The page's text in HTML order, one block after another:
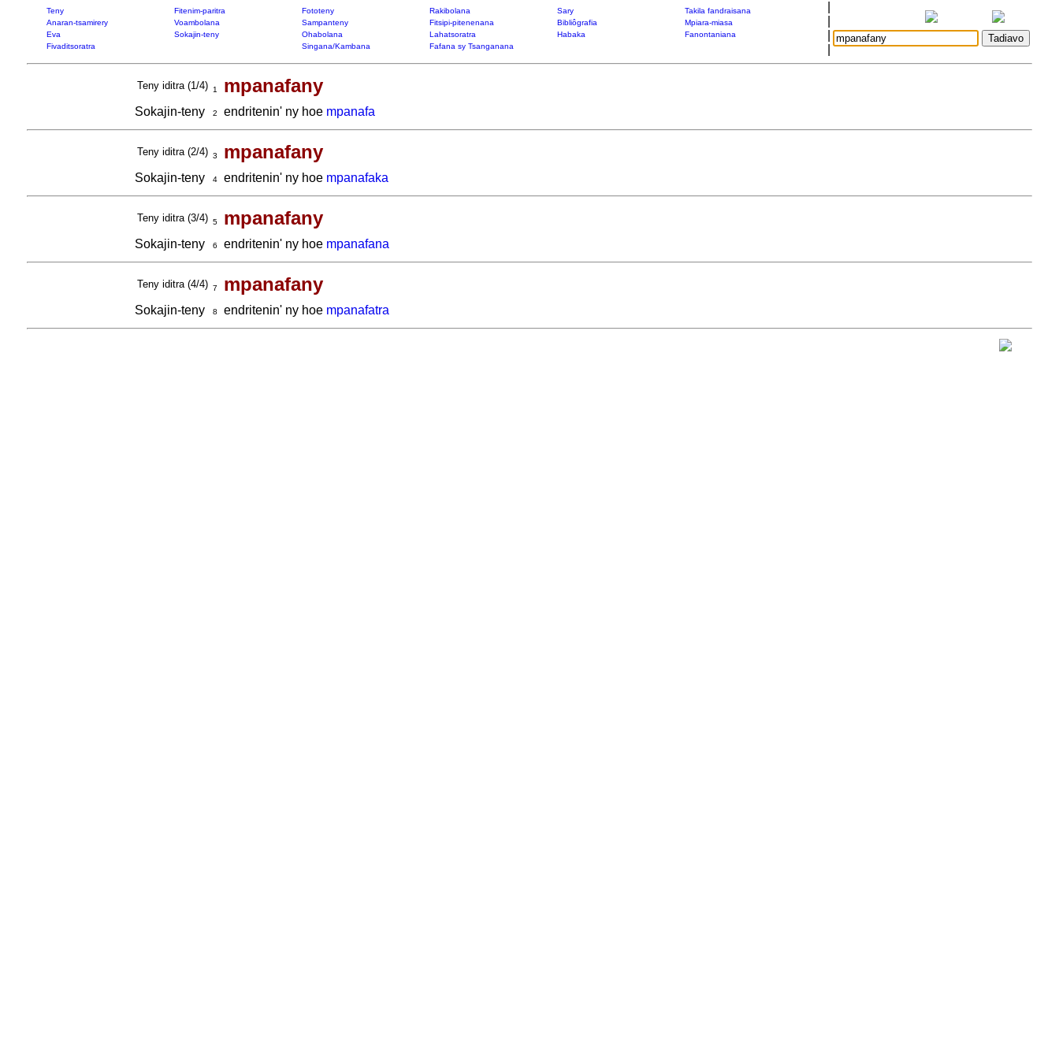
Teny Fitenim-paritra Fototeny Rakibolana Sary
Takila fandraisana
Anaran-tsamirery
Voambolana Sampanteny Fitsipi-pitenenana Bibliôgrafia
Mpiara-miasa
Eva
Sokajin-teny Ohabolana Lahatsoratra Habaka
Fanontaniana
Fivaditsoratra
Singana/Kambana Fafana sy Tsanganana
Teny iditra (1/4) 1 mpanafany
Sokajin-teny 2 endritenin' ny hoe mpanafa
Teny iditra (2/4) 3 mpanafany
Sokajin-teny 4endritenin' ny hoe mpanafaka
Teny iditra (3/4) 5 mpanafany
Sokajin-teny 6 endritenin' ny hoe mpanafana
Teny iditra (4/4) 7 mpanafany
Sokajin-teny 8 endritenin' ny hoe mpanafatra